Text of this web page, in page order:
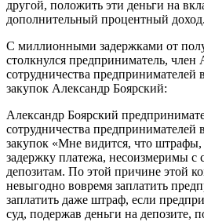
другой, положить эти деньги на
дополнительный процентный доход.
С миллионными задержками от
столкнулся предприниматель, член
сотрудничества предпринимателей
закупок Александр Боярский:
Александр Боярский
сотрудничества предпринимателей
закупок «Мне видится, что
задержку платежа, несоизмеримы с
депозитам. По этой причине этой
невыгодно вовремя заплатить
заплатить даже штраф, если
суд, подержав деньги на депозите,